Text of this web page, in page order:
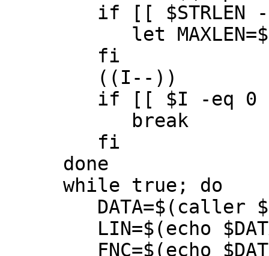
if [[ $STRLEN -gt
let
fi
((I--))
if [[ $I -eq 0
break
fi
done
while true; do
DATA=$(caller
LIN=$(echo
FNC=$(echo